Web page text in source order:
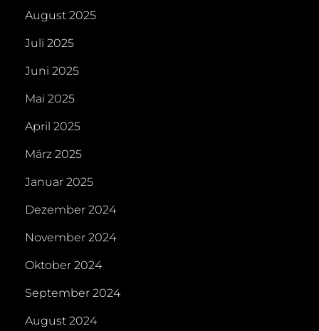
August 2025
Juli 2025
Juni 2025
Mai 2025
April 2025
März 2025
Januar 2025
Dezember 2024
November 2024
Oktober 2024
September 2024
August 2024